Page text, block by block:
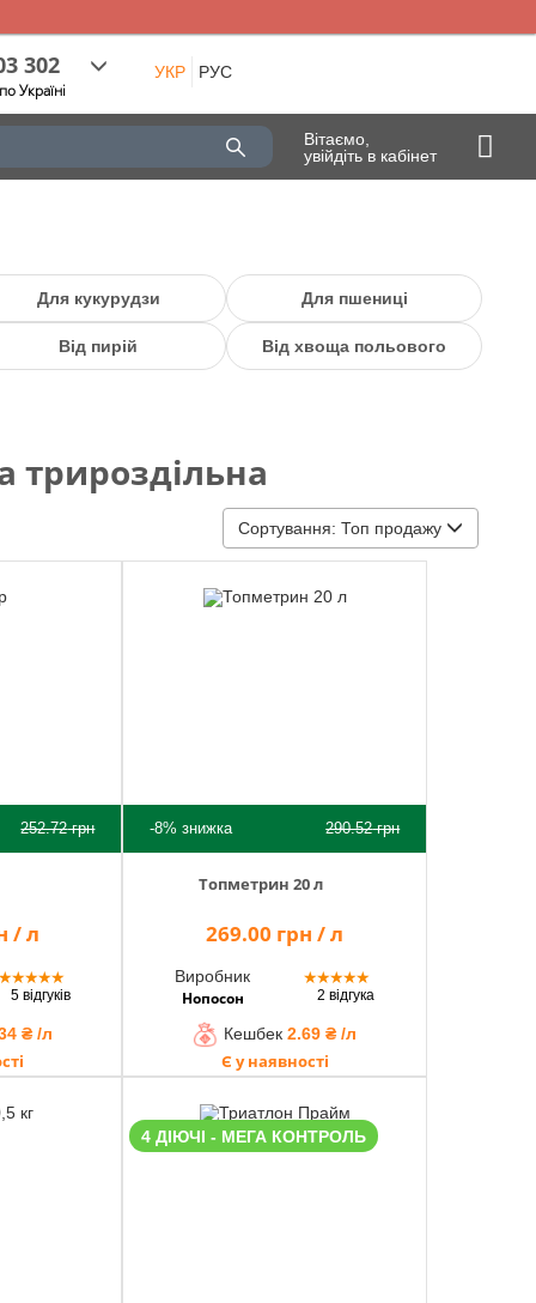
302
Україні
УКР РУС
Вітаємо,
увійдіть в кабінет
Для кукурудзи Для пшениці
Від пирій Від хвоща польового
трироздільна
Сортування: Топ продажу
252.72грн
/ л
★★★★★
5 відгуків
₴ /л
-8% знижка 290.52грн
Топметрин 20 л
269.00 грн / л
Виробник
Нопосон
★★★★★
2 відгука
Кешбек2.69 ₴ /л
Є у наявності
4 ДІЮЧІ - МЕГА КОНТРОЛЬ